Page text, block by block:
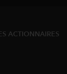
ACTIONNAIRES